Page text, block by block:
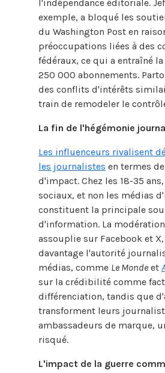
l'indépendance éditoriale.
exemple, a bloqué les
du Washington Post en
préoccupations liées à des
fédéraux, ce qui a entraîné
250 000 abonnements.
des conflits d'intérêts
train de remodeler le
La fin de l'hégémonie
Les influenceurs rivalisent
les journalistes en termes
d'impact. Chez les 18-35
sociaux, et non les médias
constituent la principale
d'information. La
assouplie sur Facebook et
davantage l'autorité
médias, comme Le Monde et
sur la crédibilité comme
différenciation, tandis que
transforment leurs
ambassadeurs de marque,
risqué.
L'impact de la guerre